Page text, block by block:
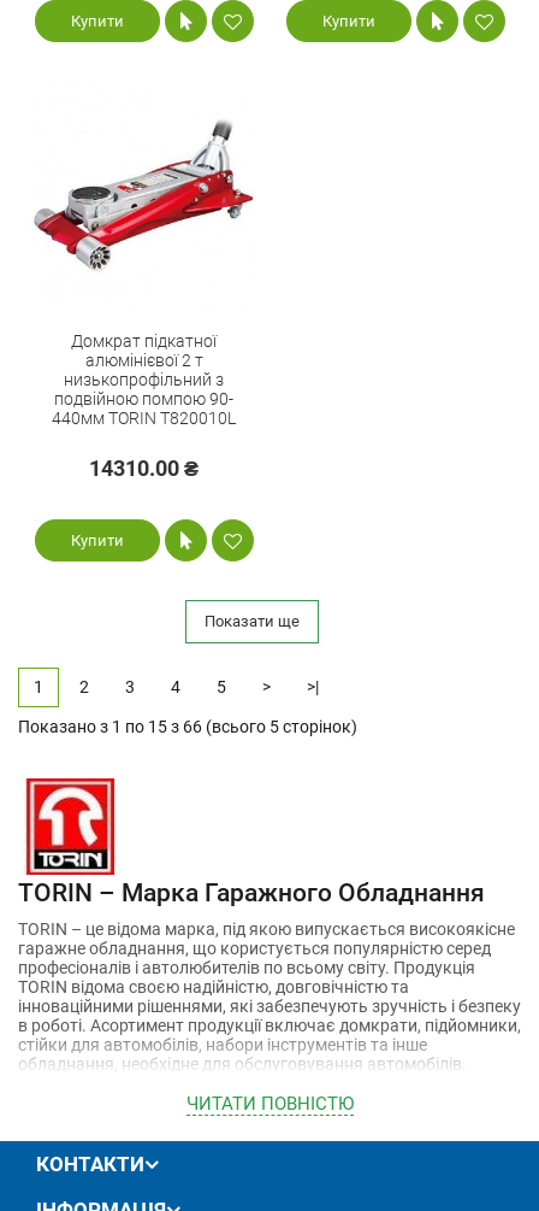
Купити Купити
Домкрат підкатної
алюмінієвої 2 т
низькопрофільний з
подвійною помпою 90-
440мм TORIN T820010L
14310.00 ₴
Купити
Показати ще
1 2 3 4 5 > >|
Показано з 1 по 15 з 66 (всього 5 сторінок)
TORIN – Марка Гаражного Обладнання
TORIN – це відома марка, під якою випускається високоякісне
гаражне обладнання, що користується популярністю серед
професіоналів і автолюбителів по всьому світу. Продукція
TORIN відома своєю надійністю, довговічністю та
інноваційними рішеннями, які забезпечують зручність і безпеку
в роботі. Асортимент продукції включає домкрати, підйомники,
стійки для автомобілів, набори інструментів та інше
обладнання, необхідне для обслуговування автомобілів.
Основні переваги TORIN:
етапи виробництва, що гарантує високу якість кожного
виробу. Використання передових технологій та міцних
ЧИТАТИ ПОВНIСТЮ
КОНТАКТИ